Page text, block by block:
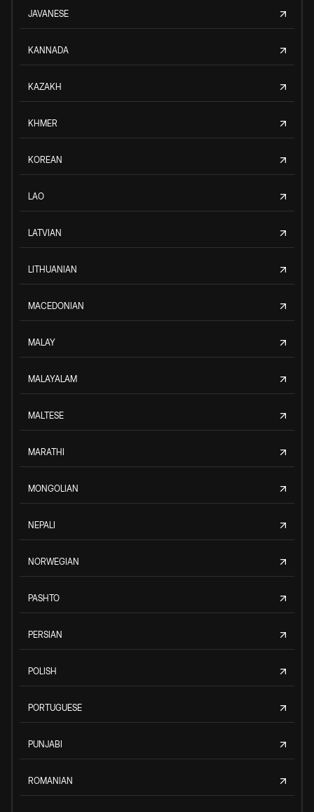
JAVANESE
KANNADA
KAZAKH
KHMER
KOREAN
LAO
LATVIAN
LITHUANIAN
MACEDONIAN
MALAY
MALAYALAM
MALTESE
MARATHI
MONGOLIAN
NEPALI
NORWEGIAN
PASHTO
PERSIAN
POLISH
PORTUGUESE
PUNJABI
ROMANIAN